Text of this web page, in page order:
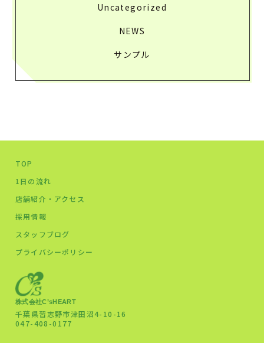
Uncategorized
NEWS
サンプル
株式会社C’sHEART
千葉県習志野市津田沼4-10-16
047-408-0177
TOP
1日の流れ
店舗紹介・アクセス
採用情報
スタッフブログ
プライバシーポリシー